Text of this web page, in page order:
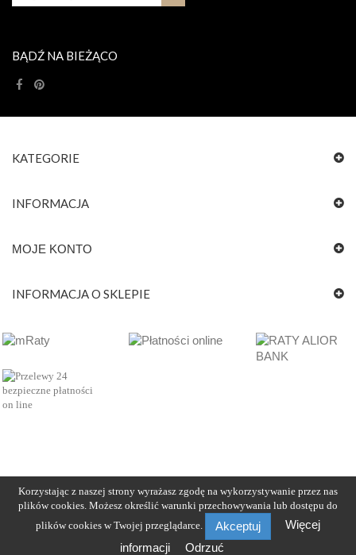
BĄDŹ NA BIEŻĄCO
KATEGORIE
INFORMACJA
MOJE KONTO
INFORMACJA O SKLEPIE
Korzystając z naszej strony wyrażasz zgodę na wykorzystywanie przez nas
plików cookies. Możesz określić warunki przechowywania lub dostępu do
plików cookies w Twojej przeglądarce.
Akceptuj
Więcej
informacji
Odrzuć